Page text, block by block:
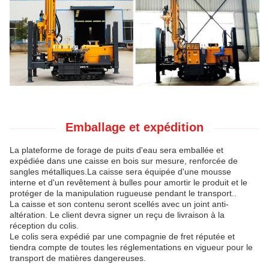
Emballage et expédition
La plateforme de forage de puits d'eau sera emballée et
expédiée dans une caisse en bois sur mesure, renforcée de
sangles métalliques.La caisse sera équipée d'une mousse
interne et d'un revêtement à bulles pour amortir le produit et le
protéger de la manipulation rugueuse pendant le transport..
La caisse et son contenu seront scellés avec un joint anti-
altération. Le client devra signer un reçu de livraison à la
réception du colis.
Le colis sera expédié par une compagnie de fret réputée et
tiendra compte de toutes les réglementations en vigueur pour le
transport de matières dangereuses.